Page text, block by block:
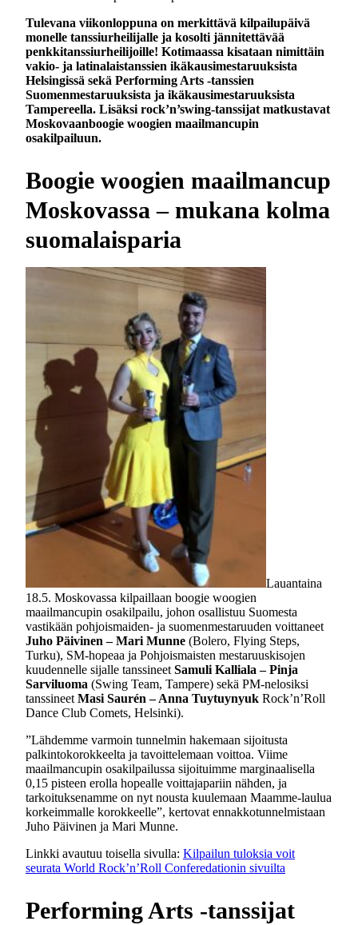
Tulevana viikonloppuna on merkittävä kilpailupäivä
monelle tanssiurheilijalle ja kosolti jännitettävää
penkkitanssiurheilijoille! Kotimaassa kisataan nimittäin
vakio- ja latinalaistanssien ikäkausimestaruuksista
Helsingissä sekä Performing Arts -tanssien
Suomenmestaruuksista ja ikäkausimestaruuksista
Tampereella. Lisäksi rock’n’swing-tanssijat matkustavat
Moskovaanboogie woogien maailmancupin
osakilpailuun.
Boogie woogien maailmancup
Moskovassa – mukana kolma
suomalaisparia
Lauantaina
18.5. Moskovassa kilpaillaan boogie woogien
maailmancupin osakilpailu, johon osallistuu Suomesta
vastikään pohjoismaiden- ja suomenmestaruuden voittaneet
Juho Päivinen – Mari Munne (Bolero, Flying Steps,
Turku), SM-hopeaa ja Pohjoismaisten mestaruuskisojen
kuudennelle sijalle tanssineet Samuli Kalliala – Pinja
Sarviluoma (Swing Team, Tampere) sekä PM-nelosiksi
tanssineet Masi Saurén – Anna Tuytuynyuk Rock’n’Roll
Dance Club Comets, Helsinki).
”Lähdemme varmoin tunnelmin hakemaan sijoitusta
palkintokorokkeelta ja tavoittelemaan voittoa. Viime
maailmancupin osakilpailussa sijoituimme marginaalisella
0,15 pisteen erolla hopealle voittajapariin nähden, ja
tarkoituksenamme on nyt nousta kuulemaan Maamme-laulua
korkeimmalle korokkeelle”, kertovat ennakkotunnelmistaan
Juho Päivinen ja Mari Munne.
Linkki avautuu toisella sivulla: Kilpailun tuloksia voit
seurata World Rock’n’Roll Conferedationin sivuilta
Performing Arts -tanssijat